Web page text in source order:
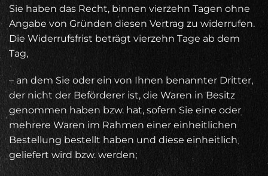
Sie haben das Recht, binnen vierzehn Tagen ohne
Angabe von Gründen diesen Vertrag zu widerrufen.
Die Widerrufsfrist beträgt vierzehn Tage ab dem
Tag,
– an dem Sie oder ein von Ihnen benannter Dritter,
der nicht der Beförderer ist, die Waren in Besitz
genommen haben bzw. hat, sofern Sie eine oder
mehrere Waren im Rahmen einer einheitlichen
Bestellung bestellt haben und diese einheitlich
geliefert wird bzw. werden;